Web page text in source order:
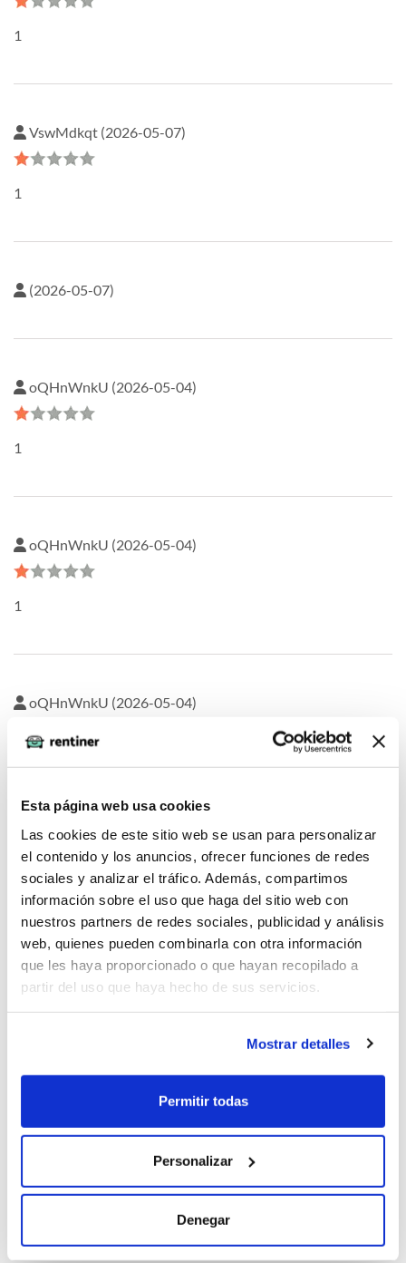
Esta página web usa cookies
Las cookies de este sitio web se usan para personalizar
el contenido y los anuncios, ofrecer funciones de redes
sociales y analizar el tráfico. Además, compartimos
información sobre el uso que haga del sitio web con
nuestros partners de redes sociales, publicidad y análisis
web, quienes pueden combinarla con otra información
que les haya proporcionado o que hayan recopilado a
partir del uso que haya hecho de sus servicios.
Mostrar detalles
Permitir todas
Personalizar
Denegar
1
VswMdkqt (2026-05-07)
1
(2026-05-07)
oQHnWnkU (2026-05-04)
1
oQHnWnkU (2026-05-04)
1
oQHnWnkU (2026-05-04)
1*973*968*0
oQHnWnkU (2026-05-04)
DNHgzm0w
oQHnWnkU (2026-05-04)
1